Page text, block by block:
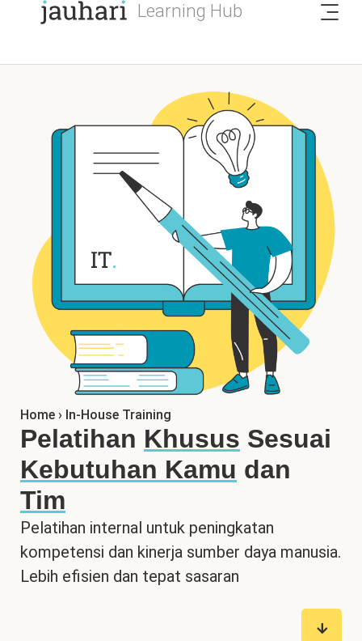
Home › In-House Training
Pelatihan Khusus Sesuai
Kebutuhan Kamu dan
Tim
Pelatihan internal untuk peningkatan
kompetensi dan kinerja sumber daya manusia.
Lebih efisien dan tepat sasaran